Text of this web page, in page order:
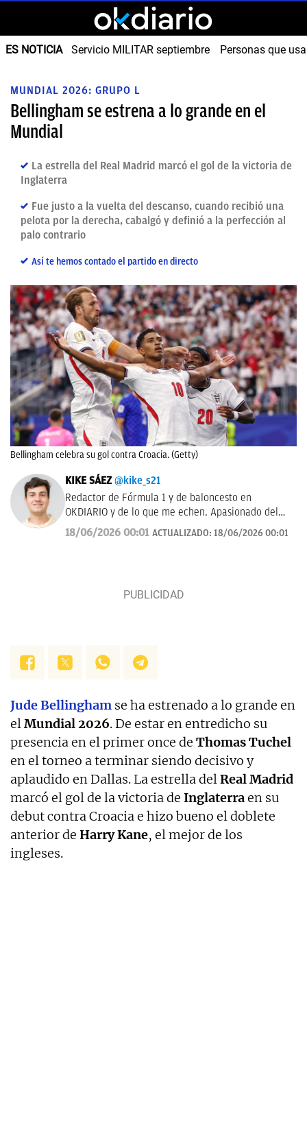
ES NOTICIA Servicio MILITAR septiembre Personas que
MUNDIAL 2026: GRUPO L
Bellingham se estrena a lo grande en el
Mundial
La estrella del Real Madrid marcó el gol de la victoria de
Inglaterra
Fue justo a la vuelta del descanso, cuando recibió una
pelota por la derecha, cabalgó y definió a la perfección al
palo contrario
Así te hemos contado el partido en directo
Bellingham celebra su gol contra Croacia. (Getty)
KIKE SÁEZ @kike_s21
Redactor de Fórmula 1 y de baloncesto en
OKDIARIO y de lo que me echen. Apasionado del
deporte y todo lo que le rodea.
18/06/2026 00:01 ACTUALIZADO: 18/06/2026 00:01
Jude Bellingham se ha estrenado a lo grande en
elMundial 2026. De estar en entredicho su
presencia en el primer once de Thomas Tuchel
en el torneo a terminar siendo decisivo y
aplaudido en Dallas. La estrella delReal Madrid
marcó el gol de la victoria de Inglaterraen su
debut contra Croacia e hizo bueno el doblete
anterior de Harry Kane, el mejor de los
ingleses.